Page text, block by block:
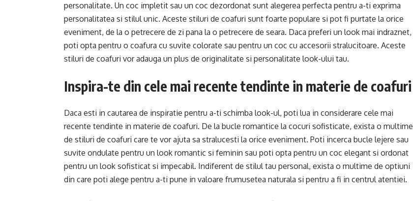
personalitate. Un coc impletit sau un coc dezordonat sunt alegerea perfecta pentru a-ti exprima
personalitatea si stilul unic. Aceste stiluri de coafuri sunt foarte populare si pot fi purtate la orice
eveniment, de la o petrecere de zi pana la o petrecere de seara. Daca preferi un look mai indraznet,
poti opta pentru o coafura cu suvite colorate sau pentru un coc cu accesorii stralucitoare. Aceste
stiluri de coafuri vor adauga un plus de originalitate si personalitate look-ului tau.
Inspira-te din cele mai recente tendinte in materie de coafuri
Daca esti in cautarea de inspiratie pentru a-ti schimba look-ul, poti lua in considerare cele mai
recente tendinte in materie de coafuri. De la bucle romantice la cocuri sofisticate, exista o multime
de stiluri de coafuri care te vor ajuta sa stralucesti la orice eveniment. Poti incerca bucle lejere sau
suvite ondulate pentru un look romantic si feminin sau poti opta pentru un coc elegant si ordonat
pentru un look sofisticat si impecabil. Indiferent de stilul tau personal, exista o multime de optiuni
din care poti alege pentru a-ti pune in valoare frumusetea naturala si pentru a fi in centrul atentiei.